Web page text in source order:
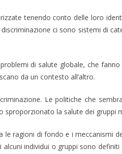
tenendo conto delle loro
ci sono sistemi di
di salute globale, che
da un contesto all’altro.
Le politiche che
la salute dei gruppi
le ragioni di fondo e i meccanismi
individui o gruppi sono